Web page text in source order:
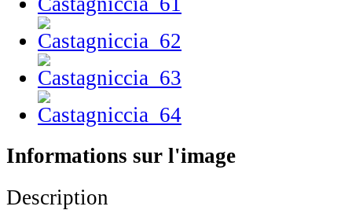
Informations sur l'image
Description